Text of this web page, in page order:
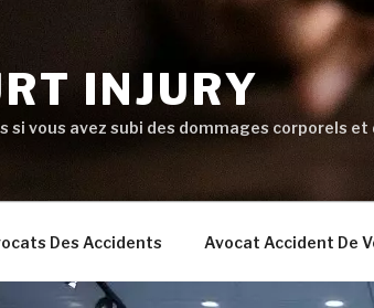
INJURY
si vous avez subi des dommages corporels
Des Accidents Avocat Accident De